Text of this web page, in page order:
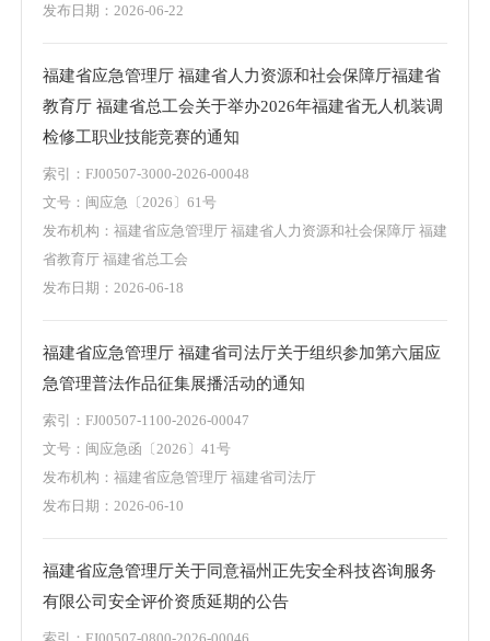
发布日期：2026-06-22
福建省应急管理厅 福建省人力资源和社会保障厅福建省
教育厅 福建省总工会关于举办2026年福建省无人机装调
检修工职业技能竞赛的通知
索引：FJ00507-3000-2026-00048
文号：闽应急〔2026〕61号
发布机构：福建省应急管理厅 福建省人力资源和社会保障厅 福建
省教育厅 福建省总工会
发布日期：2026-06-18
福建省应急管理厅 福建省司法厅关于组织参加第六届应
急管理普法作品征集展播活动的通知
索引：FJ00507-1100-2026-00047
文号：闽应急函〔2026〕41号
发布机构：福建省应急管理厅 福建省司法厅
发布日期：2026-06-10
福建省应急管理厅关于同意福州正先安全科技咨询服务
有限公司安全评价资质延期的公告